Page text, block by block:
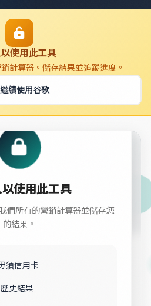
使用此工具
計算器。儲存結果並追蹤進度。
繼續使用谷歌
Keyword Mapper with
instant results for your digital
needs.
使用此工具
們所有的營銷計算器並儲存您
的結果。
須信用卡
史結果